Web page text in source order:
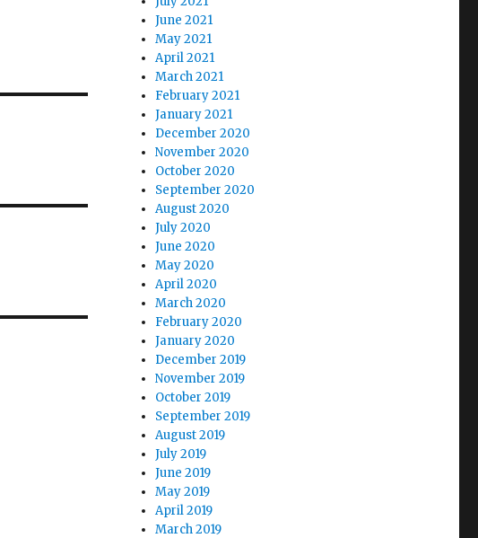
June 2021
May 2021
April 2021
March 2021
February 2021
January 2021
December 2020
November 2020
October 2020
September 2020
August 2020
July 2020
June 2020
May 2020
April 2020
March 2020
February 2020
January 2020
December 2019
November 2019
October 2019
September 2019
August 2019
July 2019
June 2019
May 2019
April 2019
March 2019